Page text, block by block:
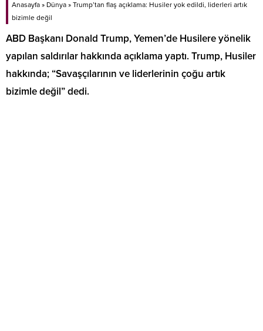
Anasayfa » Dünya » Trump’tan flaş açıklama: Husiler yok edildi, liderleri artık
bizimle değil
ABD Başkanı Donald Trump, Yemen’de Husilere yönelik
yapılan saldırılar hakkında açıklama yaptı. Trump, Husiler
hakkında; “Savaşçılarının ve liderlerinin çoğu artık
bizimle değil” dedi.